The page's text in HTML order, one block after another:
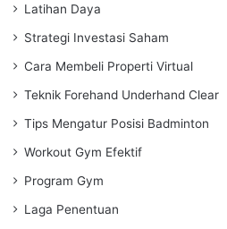
Latihan Daya
Strategi Investasi Saham
Cara Membeli Properti Virtual
Teknik Forehand Underhand Clear
Tips Mengatur Posisi Badminton
Workout Gym Efektif
Program Gym
Laga Penentuan